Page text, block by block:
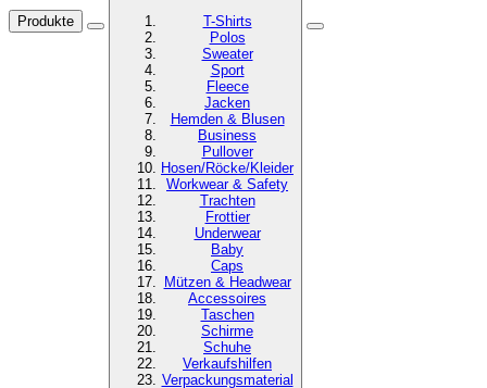
Produkte
T-Shirts
Polos
Sweater
Sport
Fleece
Jacken
Hemden & Blusen
Business
Pullover
Hosen/Röcke/Kleider
Workwear & Safety
Trachten
Frottier
Underwear
Baby
Caps
Mützen & Headwear
Accessoires
Taschen
Schirme
Schuhe
Verkaufshilfen
Verpackungsmaterial